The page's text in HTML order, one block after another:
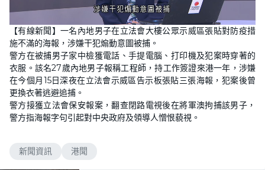
n
m
u
t
e
L
o
a
d
e
d
:
1
0
0
0
%
【有線新聞】一名內地男子在立法會大樓公眾示威區張貼對防疫措
施不滿的海報，涉嫌干犯煽動意圖被捕。
警方在被捕男子家中檢獲電話、手提電腦、打印機及犯案時穿著的
衣服。該名27歲內地男子報稱工程師，持工作簽證來港一年，涉嫌
在今個月15日深夜在立法會示威區告示板張貼三張海報，犯案後曾
更換衣著逃避追捕。
警方接獲立法會保安報案，翻查閉路電視後在將軍澳拘捕該男子，
警方指海報字句引起對中央政府及領導人憎恨藐視。
新聞資訊 港聞